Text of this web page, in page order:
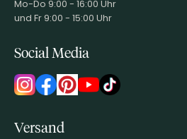
Mo-Do 9:00 - 16:00 Uhr
und Fr 9:00 - 15:00 Uhr
Social Media
Versand